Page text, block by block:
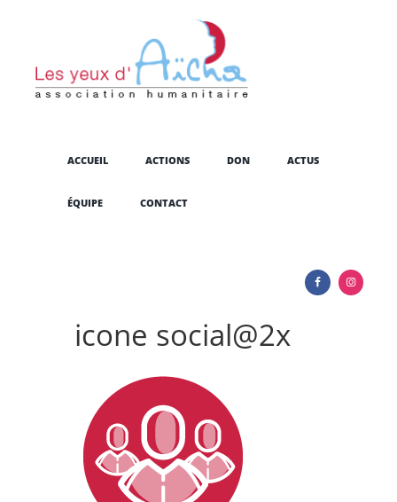
ACCUEIL ACTIONS DON ACTUS
ÉQUIPE CONTACT
icone social@2x